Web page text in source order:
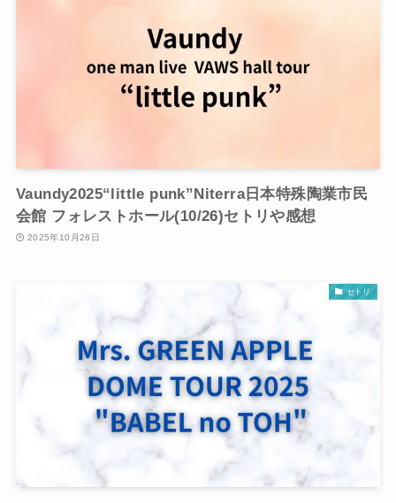
Vaundy2025“little punk”Niterra日本特殊陶業市民
会館 フォレストホール(10/26)セトリや感想
2025年10月26日
セトリ